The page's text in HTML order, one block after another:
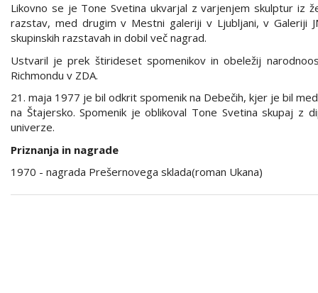
Likovno se je Tone Svetina ukvarjal z varjenjem skulptur iz
razstav, med drugim v Mestni galeriji v Ljubljani, v Galeriji
skupinskih razstavah in dobil več nagrad.
Ustvaril je prek štirideset spomenikov in obeležij
Richmondu v ZDA.
21. maja 1977 je bil odkrit spomenik na Debečih, kjer je bil
na Štajersko. Spomenik je oblikoval Tone Svetina skupaj z
univerze.
Priznanja in nagrade
1970 - nagrada Prešernovega sklada(roman Ukana)